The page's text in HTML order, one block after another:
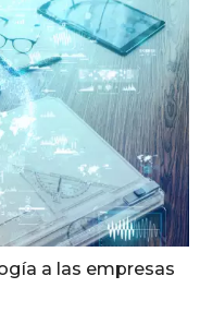
a las empresas